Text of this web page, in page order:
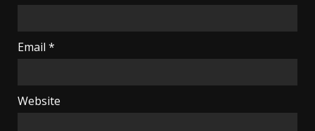
Email *
Website